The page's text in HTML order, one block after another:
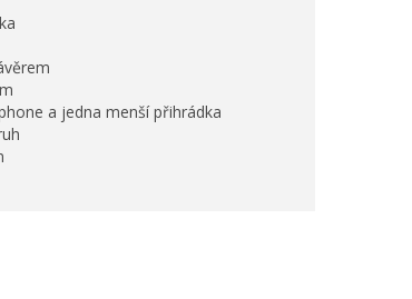
a jedna menší přihrádka